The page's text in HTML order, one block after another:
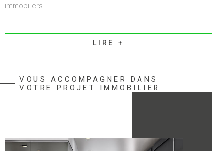
immobiliers.
LIRE +
VOUS ACCOMPAGNER DANS
VOTRE PROJET IMMOBILIER